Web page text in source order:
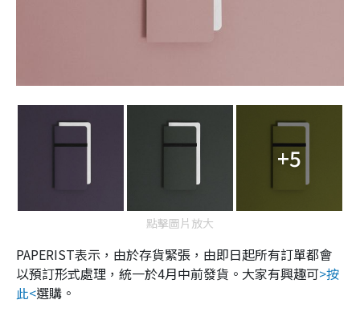
+5
點擊圖片放大
PAPERIST表示，由於存貨緊張，由即日起所有訂單都會
以預訂形式處理，統一於4月中前發貨。大家有興趣可>按
此<選購。